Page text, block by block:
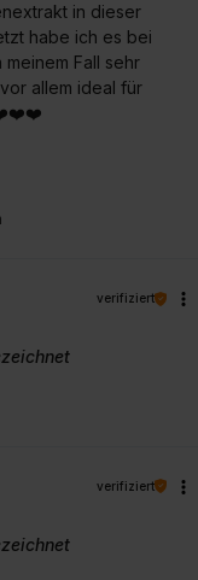
in dieser
habe ich es bei
Fall sehr
allem ideal für
verifiziert
verifiziert